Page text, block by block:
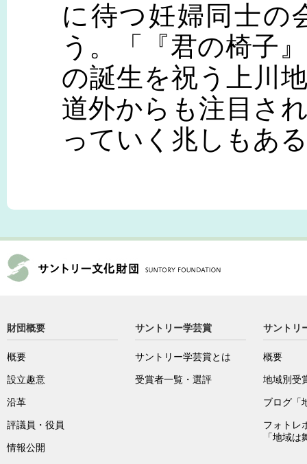
に待つ妊婦同士の
う。「『君の椅子
の誕生を祝う上川
道外からも注目さ
っていく兆しもあ
財団概要
概要
設立趣意
沿革
評議員・役員
情報公開
サントリー学芸賞
サントリー学芸賞とは
受賞者一覧・選評
サントリ
概要
地域別受
ブログ「
フォトレ
「地域は